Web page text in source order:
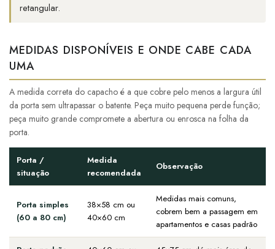
retangular.
MEDIDAS DISPONÍVEIS E ONDE CABE CADA
UMA
A medida correta do capacho é a que cobre pelo menos a largura útil
da porta sem ultrapassar o batente. Peça muito pequena perde função;
peça muito grande compromete a abertura ou enrosca na folha da
porta.
Porta /
situação
Medida
recomendada
Observação
Porta simples
(60 a 80 cm)
38×58 cm ou
40×60 cm
Medidas mais comuns,
cobrem bem a passagem em
apartamentos e casas padrão